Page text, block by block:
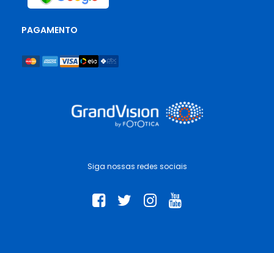
Siga nossas redes sociais
PAGAMENTO